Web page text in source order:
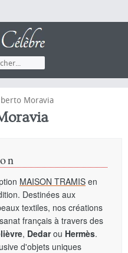
Moravia
MAISON TRAMIS en
Destinées aux
textiles, nos créations
français à travers des
, Dedarou Hermès.
d'objets uniques